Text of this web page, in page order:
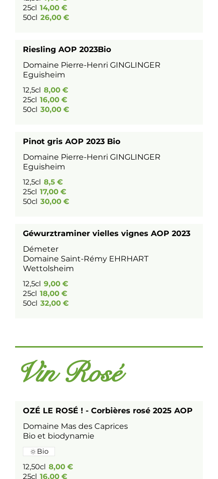
25cl 14,00 €
50cl 26,00 €
Riesling AOP 2023Bio
Domaine Pierre-Henri GINGLINGER
Eguisheim
12,5cl 8,00 €
25cl 16,00 €
50cl 30,00 €
Pinot gris AOP 2023 Bio
Domaine Pierre-Henri GINGLINGER
Eguisheim
12,5cl 8,5 €
25cl 17,00 €
50cl 30,00 €
Géwurztraminer vielles vignes AOP 2023
Démeter
Domaine Saint-Rémy EHRHART
Wettolsheim
12,5cl 9,00 €
25cl 18,00 €
50cl 32,00 €
Vin Rosé
OZÉ LE ROSÉ ! - Corbières rosé 2025 AOP
Domaine Mas des Caprices
Bio et biodynamie
12,50cl 8,00 €
25cl 16,00 €
Bio